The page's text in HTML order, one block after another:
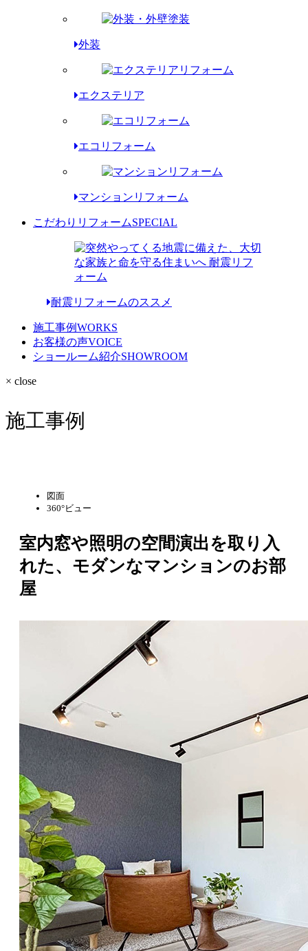
外装
エクステリア
エコリフォーム
マンションリフォーム
こだわりリフォームSPECIAL
耐震リフォームのススメ
施工事例WORKS
お客様の声VOICE
ショールーム紹介SHOWROOM
× close
施工事例
図面
360°ビュー
室内窓や照明の空間演出を取り入
れた、モダンなマンションのお部
屋